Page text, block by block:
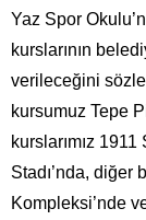
Yaz Spor
kurslarının
verileceğini
kursumuz Tepe
kurslarımız 1911
Stadı’nda, diğer
Kompleksi’nde